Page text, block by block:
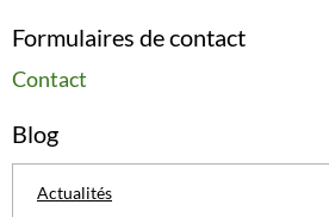
Formulaires de contact
Contact
Blog
Actualités